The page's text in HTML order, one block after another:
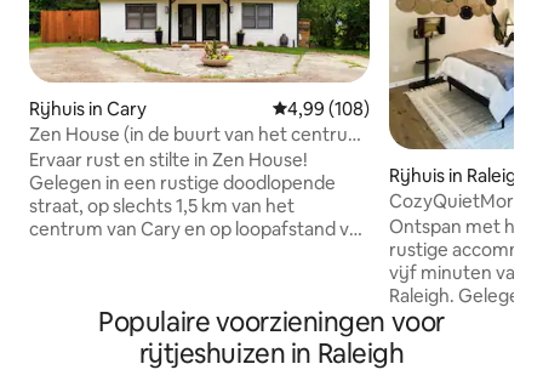
Rijhuis in Cary Gemiddelde beoordeling van
4,99 (108)
Zen House (in de buurt van het centrum
van Cary)
Ervaar rust en stilte in Zen House!
Gelegen in een rustige doodlopende
straat, op slechts 1,5 km van het
centrum van Cary en op loopafstand van
verduisteringsgordijnen als
verduisteringsgordijnen, evenals in-
wandverwarming/airconditioners in elke
Rijhuis in Raleigh
Raleigh/
Ontspan met het
rustige
vijf minuten van
Raleigh. Gelegen
I-440 Beltline.
keuken voor een
Gezellige
Populaire voorzieningen voor
rijtjeshuizen in Raleigh